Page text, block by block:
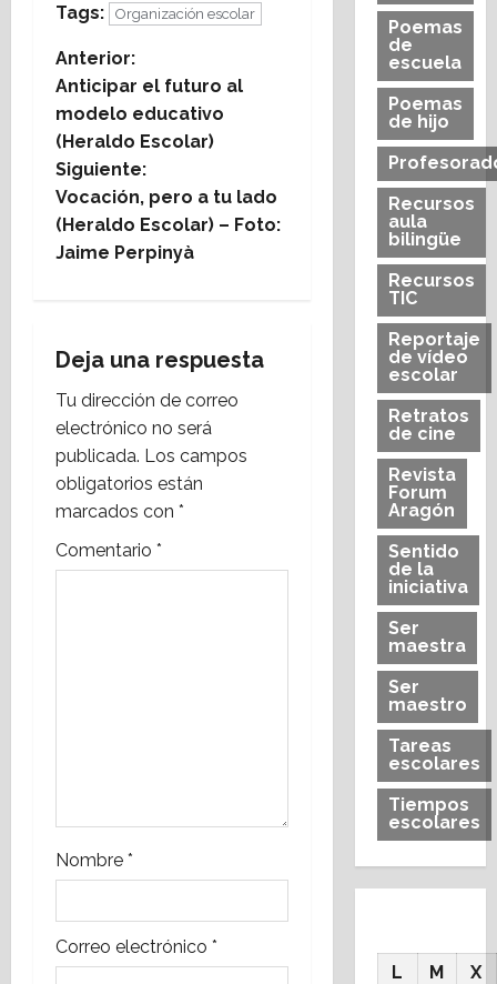
Tags: Organización escolar
N
a
v
e
g
c
i
ó
n
e
d
s
Anterior:
Anticipar el futuro al
modelo educativo
(Heraldo Escolar)
Siguiente:
Vocación, pero a tu lado
(Heraldo Escolar) – Foto:
Jaime Perpinyà
Deja una respuesta
Tu dirección de correo
electrónico no será
publicada. Los campos
obligatorios están
marcados con *
Comentario *
Nombre *
Correo electrónico *
Poemas
de
escuela
Poemas
de hijo
Recursos
aula
bilingüe
Recursos
TIC
Reportaje
de vídeo
escolar
Retratos
de cine
Revista
Forum
Aragón
Sentido
de la
iniciativa
Ser
maestra
Ser
maestro
Tareas
escolares
Tiempos
escolares
L M X